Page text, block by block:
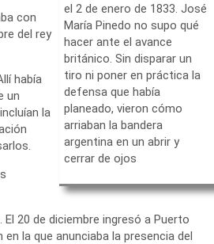
el 2 de enero de 1833. José
María Pinedo no supo qué
hacer ante el avance
británico. Sin disparar un
tiro ni poner en práctica la
defensa que había
planeado, vieron cómo
arriaban la bandera
argentina en un abrir y
cerrar de ojos
con
del rey
había
un
la
20 de diciembre ingresó a Puerto
la que anunciaba la presencia del